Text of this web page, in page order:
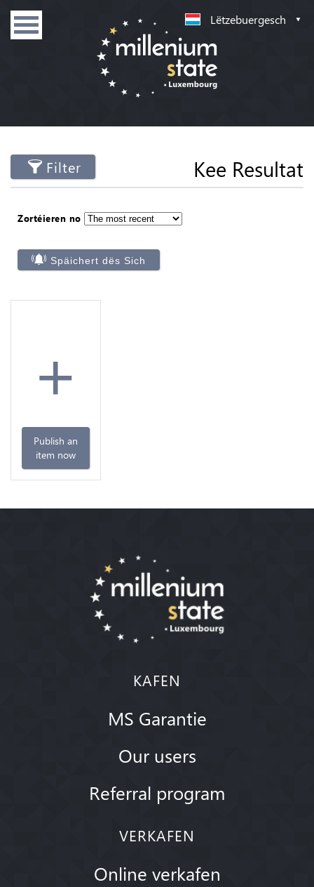
Lëtzebuergesch
Filter Kee Resultat
Zortéieren no
Späichert dës Sich
+
Publish an
item now
KAFEN
MS Garantie
Our users
Referral program
VERKAFEN
Online verkafen